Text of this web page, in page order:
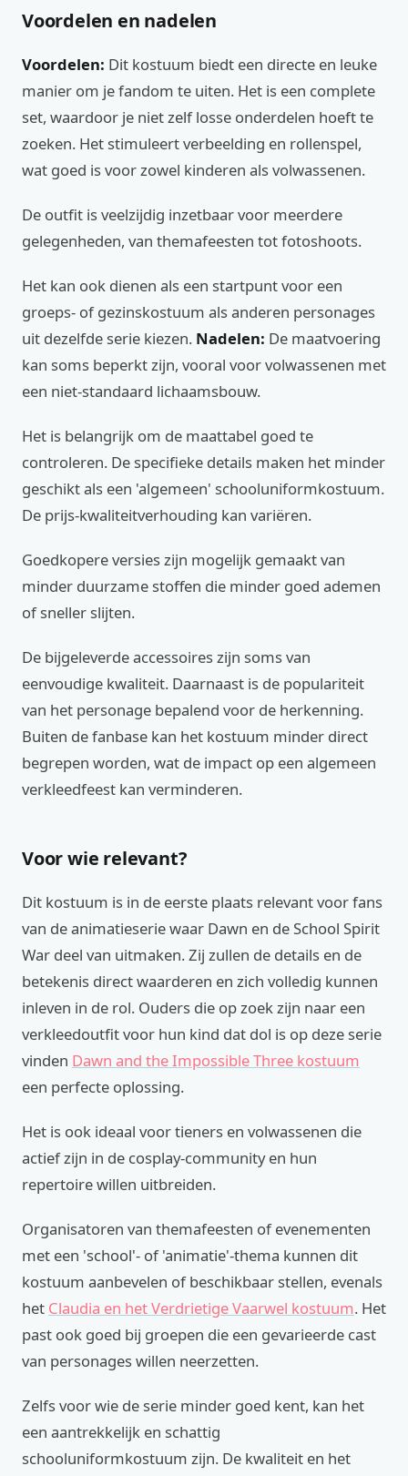
Voordelen en nadelen
Voordelen: Dit kostuum biedt een directe en leuke
manier om je fandom te uiten. Het is een complete
set, waardoor je niet zelf losse onderdelen hoeft te
zoeken. Het stimuleert verbeelding en rollenspel,
wat goed is voor zowel kinderen als volwassenen.
De outfit is veelzijdig inzetbaar voor meerdere
gelegenheden, van themafeesten tot fotoshoots.
Het kan ook dienen als een startpunt voor een
groeps- of gezinskostuum als anderen personages
uit dezelfde serie kiezen. Nadelen: De maatvoering
kan soms beperkt zijn, vooral voor volwassenen met
een niet-standaard lichaamsbouw.
Het is belangrijk om de maattabel goed te
controleren. De specifieke details maken het minder
geschikt als een 'algemeen' schooluniformkostuum.
De prijs-kwaliteitverhouding kan variëren.
Goedkopere versies zijn mogelijk gemaakt van
minder duurzame stoffen die minder goed ademen
of sneller slijten.
De bijgeleverde accessoires zijn soms van
eenvoudige kwaliteit. Daarnaast is de populariteit
van het personage bepalend voor de herkenning.
Buiten de fanbase kan het kostuum minder direct
begrepen worden, wat de impact op een algemeen
verkleedfeest kan verminderen.
Voor wie relevant?
Dit kostuum is in de eerste plaats relevant voor fans
van de animatieserie waar Dawn en de School Spirit
War deel van uitmaken. Zij zullen de details en de
betekenis direct waarderen en zich volledig kunnen
inleven in de rol. Ouders die op zoek zijn naar een
verkleedoutfit voor hun kind dat dol is op deze serie
vinden Dawn and the Impossible Three kostuum
een perfecte oplossing.
Het is ook ideaal voor tieners en volwassenen die
actief zijn in de cosplay-community en hun
repertoire willen uitbreiden.
Organisatoren van themafeesten of evenementen
met een 'school'- of 'animatie'-thema kunnen dit
kostuum aanbevelen of beschikbaar stellen, evenals
het Claudia en het Verdrietige Vaarwel kostuum. Het
past ook goed bij groepen die een gevarieerde cast
van personages willen neerzetten.
Zelfs voor wie de serie minder goed kent, kan het
een aantrekkelijk en schattig
schooluniformkostuum zijn. De kwaliteit en het